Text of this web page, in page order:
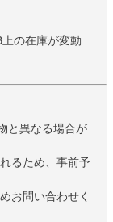
の在庫が変動
と異なる場合が
るため、事前予
お問い合わせく